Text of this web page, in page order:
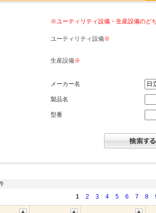
※ユーティリティ設備・生産設備のど
ユーティリティ設備※
生産設備※
メーカー名
製品名
型番
1
2 3 4 5 6 7 8